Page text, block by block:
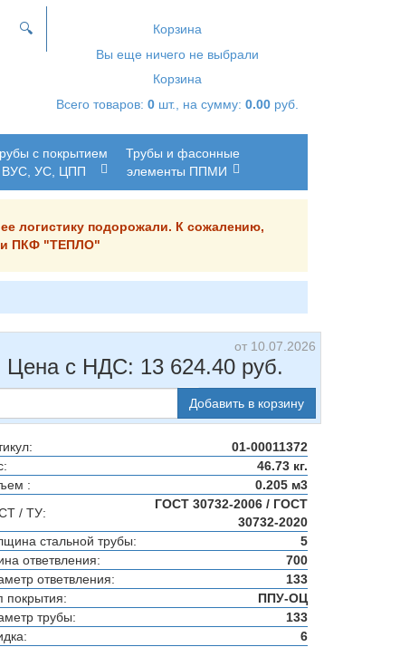
Корзина
Вы еще ничего не выбрали
Корзина
Всего товаров: 0 шт., на сумму: 0.00 руб.
🔍
с покрытием
ВУС, УС, ЦПП
Трубы и фасонные
элементы ППМИ
логистику подорожали. К сожалению,
ПКФ "ТЕПЛО"
от 10.07.2026
Цена с НДС: 13 624.40руб.
Добавить в корзину
01-00011372
46.73 кг.
:
0.205 м3
/ ТУ:
ГОСТ 30732-2006 / ГОСТ
30732-2020
стальной трубы:
5
ответвления:
700
ответвления:
133
покрытия:
ППУ-ОЦ
трубы:
133
6